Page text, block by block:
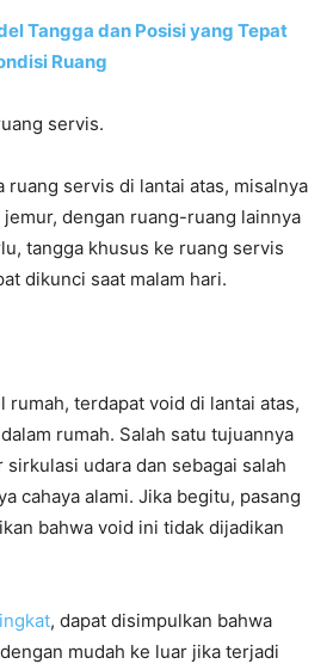
Tangga dan Posisi yang Tepat
Ruang
servis.
ruang servis di lantai atas, misalnya
dengan ruang-ruang lainnya
tangga khusus ke ruang servis
dikunci saat malam hari.
rumah, terdapat void di lantai atas,
rumah. Salah satu tujuannya
sirkulasi udara dan sebagai salah
cahaya alami. Jika begitu, pasang
bahwa void ini tidak dijadikan
, dapat disimpulkan bahwa
mudah ke luar jika terjadi